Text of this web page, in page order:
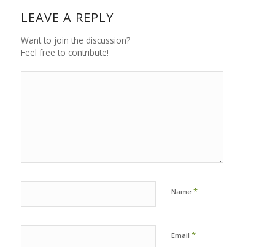
LEAVE A REPLY
Want to join the discussion?
Feel free to contribute!
Name *
Email *